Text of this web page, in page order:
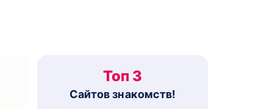
Топ 3
Cайтов знакомств!